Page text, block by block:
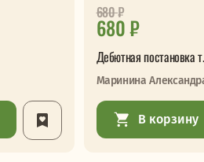
680 ₽
680₽
Дебютная постановка
Маринина
В корзину